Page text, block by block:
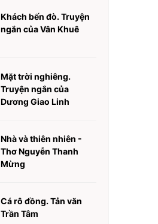
Khách bến đò. Truyện
ngắn của Vân Khuê
Mặt trời nghiêng.
Truyện ngắn của
Dương Giao Linh
Nhà và thiên nhiên -
Thơ Nguyễn Thanh
Mừng
Cá rô đồng. Tản văn
Trần Tâm